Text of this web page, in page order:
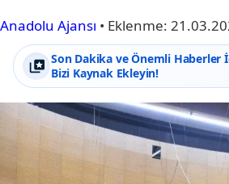
Anadolu Ajansı • Eklenme:
Son Dakika ve Önemli Haberler
Bizi Kaynak Ekleyin!